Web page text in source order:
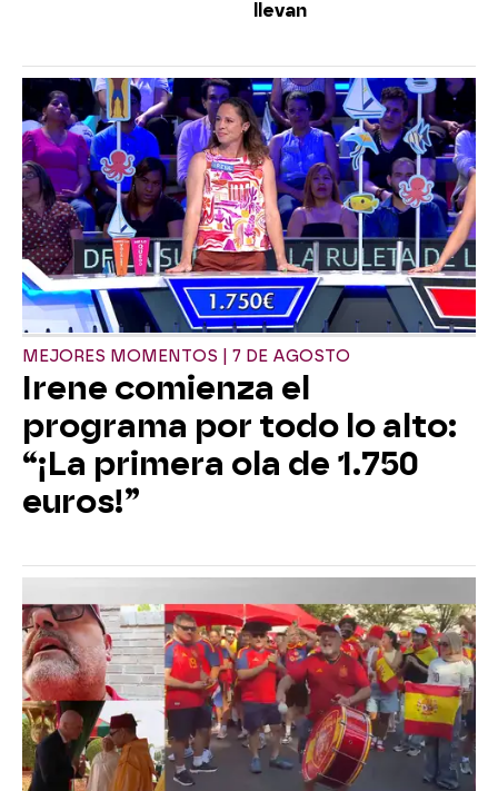
llevan
MEJORES MOMENTOS | 7 DE AGOSTO
Irene comienza el
programa por todo lo alto:
“¡La primera ola de 1.750
euros!”